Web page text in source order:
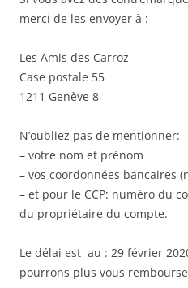
merci de les envoyer à :
Les Amis des Carroz
Case postale 55
1211 Genève 8
N’oubliez pas de mentionner:
– votre nom et prénom
– vos coordonnées bancaires
– et pour le CCP: numéro du
du propriétaire du compte.
Le délai est au : 29 février
pourrons plus vous